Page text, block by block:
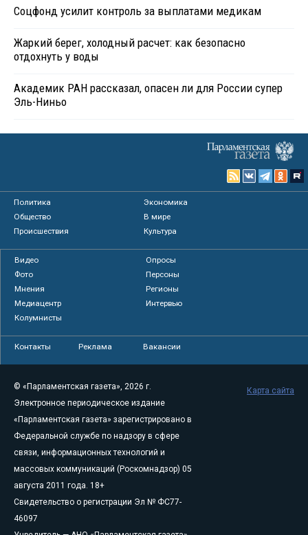
Соцфонд усилит контроль за выплатами медикам
Жаркий берег, холодный расчет: как безопасно
отдохнуть у воды
Академик РАН рассказал, опасен ли для России супер
Эль-Ниньо
Политика
Экономика
Общество
В мире
Происшествия
Культура
Видео
Опросы
Фото
Персоны
Мнения
Регионы
Медиацентр
Интервью
Колумнисты
Контакты Реклама Вакансии
© «Парламентская газета», 2026 г.
Электронное периодическое издание
«Парламентская газета» зарегистрировано в
Федеральной службе по надзору в сфере
связи, информационных технологий и
массовых коммуникаций (Роскомнадзор) 05
августа 2011 года. 18+
Свидетельство о регистрации Эл № ФС77-
46097
Карта сайта